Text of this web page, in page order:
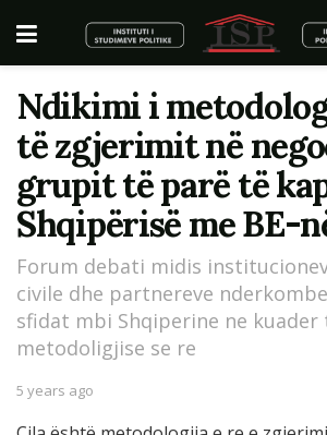
Ndikimi i
të zgjerimit në
grupit të parë të
Shqipërisë me BE-
Forum debati midis
civile dhe partnereve
sfidat mbi Shqiperine ne kuader
metodoligjise se re
5 years ago